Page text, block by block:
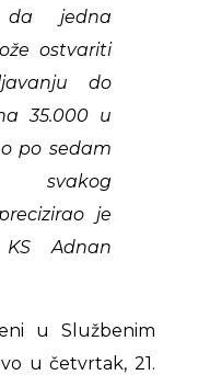
da jedna
ostvariti
do
35.000 u
po sedam
je
Adnan
u Službenim
u četvrtak, 21.